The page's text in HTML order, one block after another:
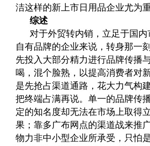
洁这样的新上市日用品企业尤为重
综述
对于外贸转内销，立足于国
自有品牌的企业来说，转身那一
先投入大部分精力进行品牌传播
喝，混个脸熟，以提高消费者对
是先抢占渠道通路，花大力气构
把终端占满再说。单一的品牌传
定的知名度却无法在市场上取得
果；靠多广布网点的渠道战来推
物力非中小型企业所承受，只怕